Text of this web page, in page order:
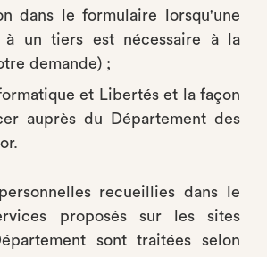
dans le formulaire lorsqu'une
à un tiers est nécessaire à la
demande) ;
et Libertés et la façon
auprès du Département des
recueillies dans le
proposés sur les sites
sont traitées selon